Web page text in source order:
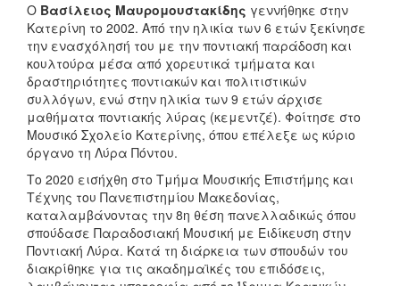
Ο Βασίλειος Μαυρομουστακίδης γεννήθηκε στην
Κατερίνη το 2002. Από την ηλικία των 6 ετών ξεκίνησε
την ενασχόλησή του με την ποντιακή παράδοση και
κουλτούρα μέσα από χορευτικά τμήματα και
δραστηριότητες ποντιακών και πολιτιστικών
συλλόγων, ενώ στην ηλικία των 9 ετών άρχισε
μαθήματα ποντιακής λύρας (κεμεντζέ). Φοίτησε στο
Μουσικό Σχολείο Κατερίνης, όπου επέλεξε ως κύριο
όργανο τη Λύρα Πόντου.
Το 2020 εισήχθη στο Τμήμα Μουσικής Επιστήμης και
Τέχνης του Πανεπιστημίου Μακεδονίας,
καταλαμβάνοντας την 8η θέση πανελλαδικώς όπου
σπούδασε Παραδοσιακή Μουσική με Ειδίκευση στην
Ποντιακή Λύρα. Κατά τη διάρκεια των σπουδών του
διακρίθηκε για τις ακαδημαϊκές του επιδόσεις,